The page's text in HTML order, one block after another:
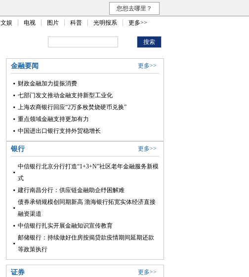
您想去哪里？
文娱 电视 图片 科普 光明报系 更多>>
金融要闻 更多>>
财政金融加力提振消费
七部门发文推动金融支持新型工业化
上海农商银行回应“2万多枚焚烧硬币兑换”
重点领域金融支持更加有力
中国进出口银行支持外贸稳增长
银行 更多>>
中信银行北京分行打造“1+3+N”社区老年金融服务新模
式
建行南昌分行：供应链金融助企纾困解难
债券承销规模创同期新高 渤海银行拓宽实体经济直接
融资渠道
中信银行扎实开展金融知识宣传教育
邮储银行：持续做好住房按揭贷款疫情期间延期还款
等政策执行
证券 更多>>